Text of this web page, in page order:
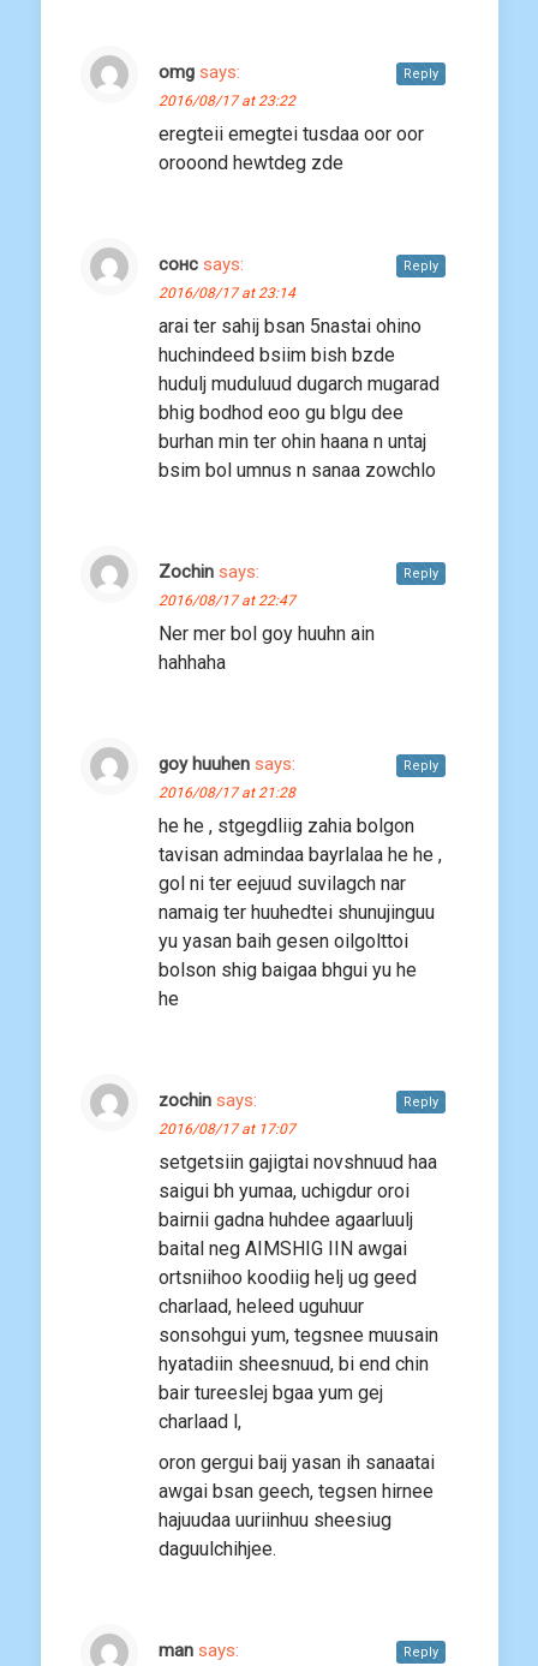
omg says:
2016/08/17 at 23:22
eregteii emegtei tusdaa oor oor
orooond hewtdeg zde
Reply
сонс says:
2016/08/17 at 23:14
arai ter sahij bsan 5nastai ohino
huchindeed bsiim bish bzde
hudulj muduluud dugarch mugarad
bhig bodhod eoo gu blgu dee
burhan min ter ohin haana n untaj
bsim bol umnus n sanaa zowchlo
Reply
Zochin says:
2016/08/17 at 22:47
Ner mer bol goy huuhn ain
hahhaha
Reply
goy huuhen says:
2016/08/17 at 21:28
he he , stgegdliig zahia bolgon
tavisan admindaa bayrlalaa he he ,
gol ni ter eejuud suvilagch nar
namaig ter huuhedtei shunujinguu
yu yasan baih gesen oilgolttoi
bolson shig baigaa bhgui yu he
he
Reply
zochin says:
2016/08/17 at 17:07
setgetsiin gajigtai novshnuud haa
saigui bh yumaa, uchigdur oroi
bairnii gadna huhdee agaarluulj
baital neg AIMSHIG IIN awgai
ortsniihoo koodiig helj ug geed
charlaad, heleed uguhuur
sonsohgui yum, tegsnee muusain
hyatadiin sheesnuud, bi end chin
bair tureeslej bgaa yum gej
charlaad l,
oron gergui baij yasan ih sanaatai
awgai bsan geech, tegsen hirnee
hajuudaa uuriinhuu sheesiug
daguulchihjee.
Reply
man says: Reply